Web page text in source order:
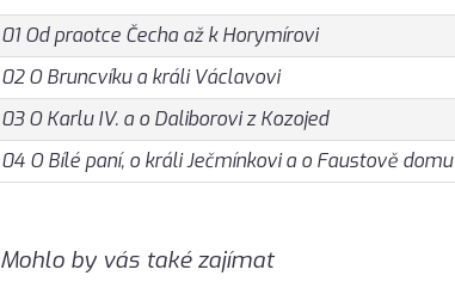
01 Od praotce Čecha až k Horymírovi
02 O Bruncvíku a králi Václavovi
03 O Karlu IV. a o Daliborovi z Kozojed
04 O Bílé paní, o králi Ječmínkovi a o Faustově domu
Mohlo by vás také zajímat